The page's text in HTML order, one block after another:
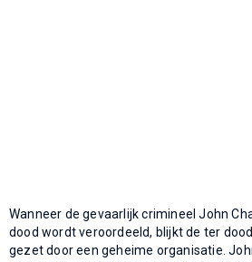
Wanneer de gevaarlijk crimineel John
dood wordt veroordeeld, blijkt de ter
gezet door een geheime organisatie.